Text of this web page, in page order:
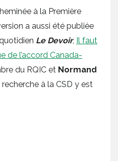
à la Première
a aussi été publiée
Le Devoir, Il faut
de l’accord Canada-
du RQIC et Normand
à la CSD y est